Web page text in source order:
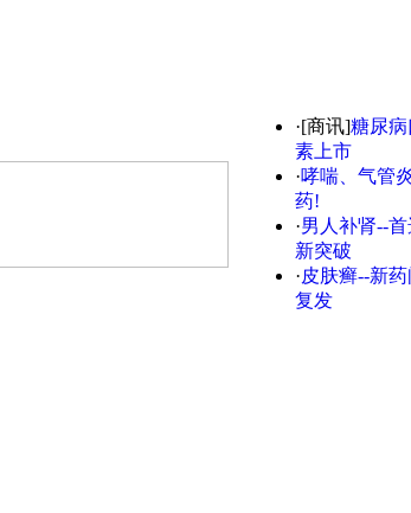
·[商讯]糖尿
素上市
·哮喘、气管
药!
·男人补肾--
新突破
·皮肤癣--新
复发